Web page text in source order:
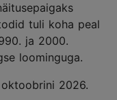
tuli koha peal
ja 2000.
loominguga.
2026.